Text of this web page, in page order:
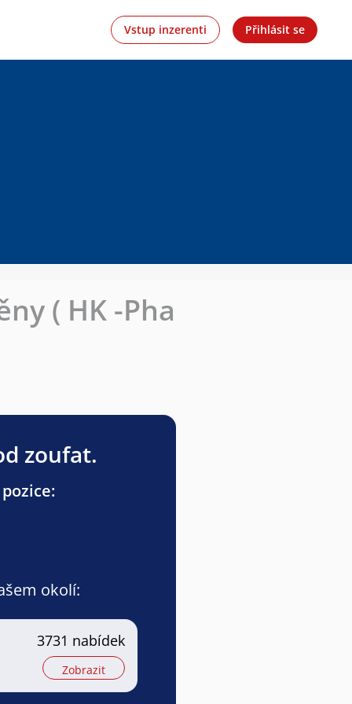
Vstup inzerenti Přihlásit se
( HK -Pha
zoufat.
okolí:
3731 nabídek
Zobrazit